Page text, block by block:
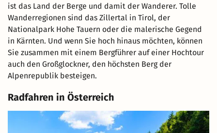
ist das Land der Berge und damit der Wanderer. Tolle
Wanderregionen sind das Zillertal in Tirol, der
Nationalpark Hohe Tauern oder die malerische Gegend
in Kärnten. Und wenn Sie hoch hinaus möchten, können
Sie zusammen mit einem Bergführer auf einer Hochtour
auch den Großglockner, den höchsten Berg der
Alpenrepublik besteigen.
Radfahren in Österreich